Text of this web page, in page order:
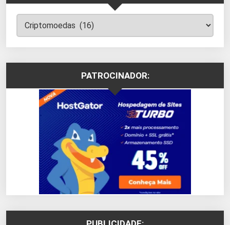
Categorias
PATROCINADOR: